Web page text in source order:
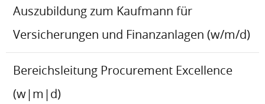
Auszubildung zum Kaufmann für
Versicherungen und Finanzanlagen (w/m/d)
Bereichsleitung Procurement Excellence
(w|m|d)